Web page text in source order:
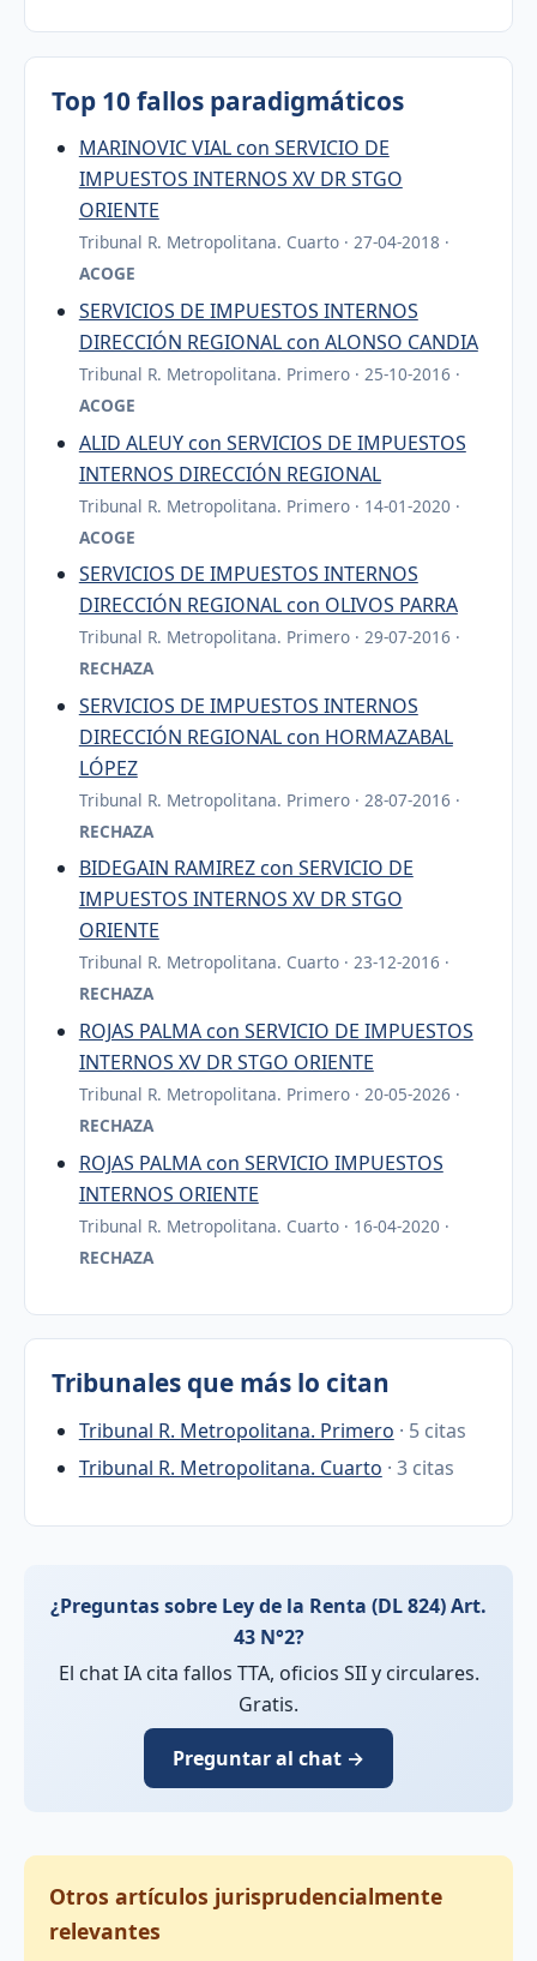
Top 10 fallos paradigmáticos
MARINOVIC VIAL con SERVICIO DE
IMPUESTOS INTERNOS XV DR STGO
ORIENTE
Tribunal R. Metropolitana. Cuarto · 27-04-2018 ·
ACOGE
SERVICIOS DE IMPUESTOS INTERNOS
DIRECCIÓN REGIONAL con ALONSO CANDIA
Tribunal R. Metropolitana. Primero · 25-10-2016 ·
ACOGE
ALID ALEUY con SERVICIOS DE IMPUESTOS
INTERNOS DIRECCIÓN REGIONAL
Tribunal R. Metropolitana. Primero · 14-01-2020 ·
ACOGE
SERVICIOS DE IMPUESTOS INTERNOS
DIRECCIÓN REGIONAL con OLIVOS PARRA
Tribunal R. Metropolitana. Primero · 29-07-2016 ·
RECHAZA
SERVICIOS DE IMPUESTOS INTERNOS
DIRECCIÓN REGIONAL con HORMAZABAL
LÓPEZ
Tribunal R. Metropolitana. Primero · 28-07-2016 ·
RECHAZA
BIDEGAIN RAMIREZ con SERVICIO DE
IMPUESTOS INTERNOS XV DR STGO
ORIENTE
Tribunal R. Metropolitana. Cuarto · 23-12-2016 ·
RECHAZA
ROJAS PALMA con SERVICIO DE IMPUESTOS
INTERNOS XV DR STGO ORIENTE
Tribunal R. Metropolitana. Primero · 20-05-2026 ·
RECHAZA
ROJAS PALMA con SERVICIO IMPUESTOS
INTERNOS ORIENTE
Tribunal R. Metropolitana. Cuarto · 16-04-2020 ·
RECHAZA
Tribunales que más lo citan
Tribunal R. Metropolitana. Primero · 5 citas
Tribunal R. Metropolitana. Cuarto · 3 citas
¿Preguntas sobre Ley de la Renta (DL 824) Art.
43 N°2?
El chat IA cita fallos TTA, oficios SII y circulares.
Gratis.
Preguntar al chat →
Otros artículos jurisprudencialmente
relevantes